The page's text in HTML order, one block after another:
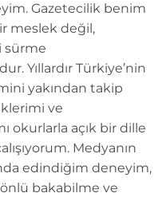
Gazetecilik benim
meslek değil,
sürme
Yıllardır Türkiye’nin
yakından takip
ve
okurlarla açık bir dille
Medyanın
edindiğim deneyim,
bakabilme ve